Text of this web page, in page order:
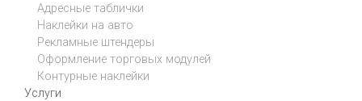
Адресные таблички
Наклейки на авто
Рекламные штендеры
Оформление торговых модулей
Контурные наклейки
Услуги